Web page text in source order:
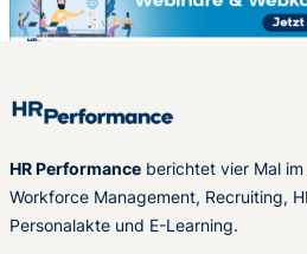
HR Performance berichtet vier Mal
Workforce Management, Recruiting,
Personalakte und E-Learning.